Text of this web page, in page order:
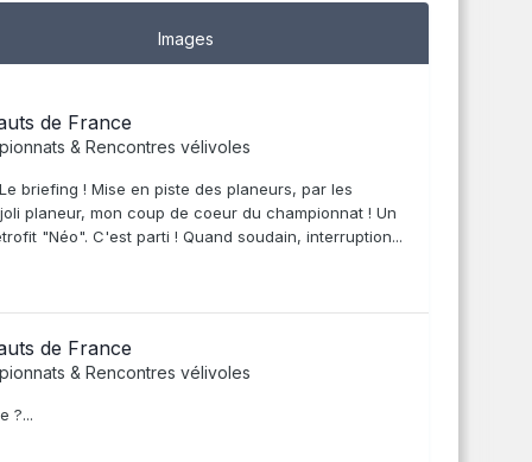
Images
de France
& Rencontres vélivoles
briefing ! Mise en piste des planeurs, par les
planeur, mon coup de coeur du championnat ! Un
"Néo". C'est parti ! Quand soudain, interruption...
de France
& Rencontres vélivoles
?...